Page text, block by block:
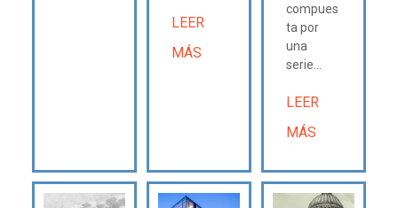
LEER
MÁS
compues
ta por
una
serie...
LEER
MÁS